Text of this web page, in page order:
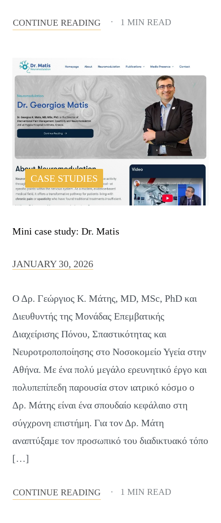
CONTINUE READING 1 MIN READ
CASE STUDIES
Mini case study: Dr. Matis
JANUARY 30, 2026
Ο Δρ. Γεώργιος Κ. Μάτης, MD, MSc, PhD και
Διευθυντής της Μονάδας Επεμβατικής
Διαχείρισης Πόνου, Σπαστικότητας και
Νευροτροποποίησης στο Νοσοκομείο Υγεία στην
Αθήνα. Με ένα πολύ μεγάλο ερευνητικό έργο και
πολυπεπίπεδη παρουσία στον ιατρικό κόσμο ο
Δρ. Μάτης είναι ένα σπουδαίο κεφάλαιο στη
σύγχρονη επιστήμη. Για τον Δρ. Μάτη
αναπτύξαμε τον προσωπικό του διαδικτυακό τόπο
[…]
CONTINUE READING 1 MIN READ